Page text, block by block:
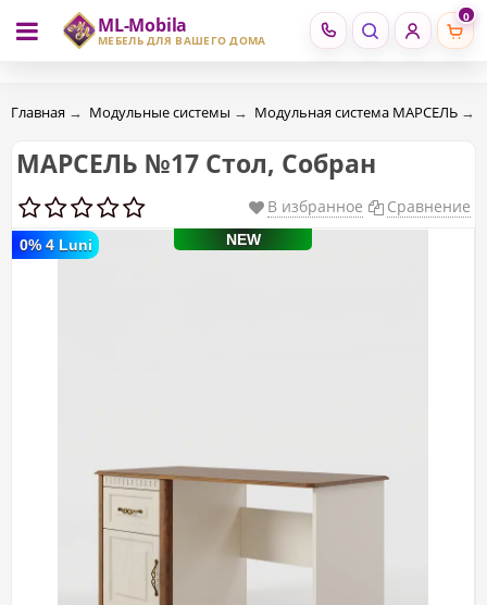
ML-Mobila
МЕБЕЛЬ ДЛЯ ВАШЕГО ДОМА
0
RU RO
Главная → Модульные системы → Модульная система МАРСЕЛЬ →
МАРСЕЛЬ №17 Стол, Собран
В избранное Сравнение
0% 4 Luni NEW